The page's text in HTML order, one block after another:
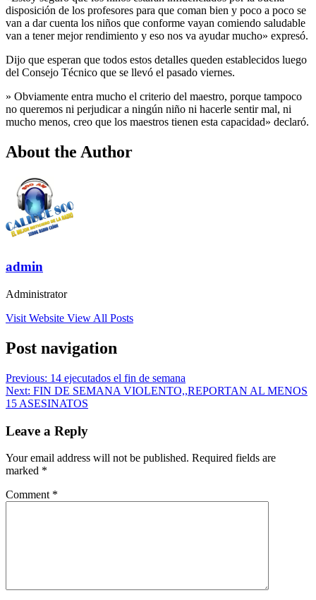
disposición de los profesores para que coman bien y poco a poco se
van a dar cuenta los niños que conforme vayan comiendo saludable
van a tener mejor rendimiento y eso nos va ayudar mucho» expresó.
Dijo que esperan que todos estos detalles queden establecidos luego
del Consejo Técnico que se llevó el pasado viernes.
» Obviamente entra mucho el criterio del maestro, porque tampoco
no queremos ni perjudicar a ningún niño ni hacerle sentir mal, ni
mucho menos, creo que los maestros tienen esta capacidad» declaró.
About the Author
admin
Administrator
Visit Website View All Posts
Post navigation
Previous: 14 ejecutados el fin de semana
Next: FIN DE SEMANA VIOLENTO,,REPORTAN AL MENOS
15 ASESINATOS
Leave a Reply
Your email address will not be published. Required fields are
marked *
Comment *